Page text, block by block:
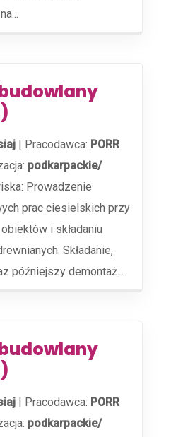
| Pracodawca: PORR
podkarpackie/
Prowadzenie
prac ciesielskich przy
i składaniu
Składanie,
późniejszy demontaż...
| Pracodawca: PORR
podkarpackie/